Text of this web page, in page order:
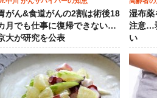
がん&食道がんの2割は術後18
月でも仕事に復帰できない…
大が研究を公表
湿布薬
注意…
い